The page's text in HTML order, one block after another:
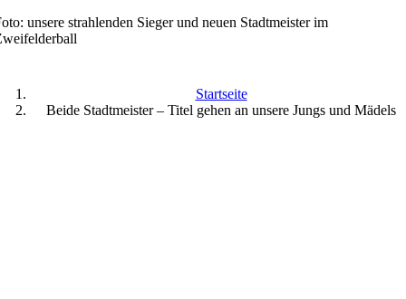
unsere strahlenden Sieger und neuen Stadtmeister im
Startseite
Beide Stadtmeister – Titel gehen an unsere Jungs und Mädels